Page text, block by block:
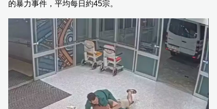
的暴力事件，平均每日約45宗。